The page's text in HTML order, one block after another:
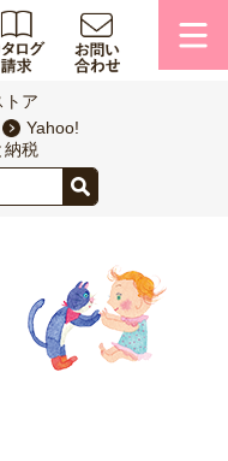
トア
Yahoo!
納税